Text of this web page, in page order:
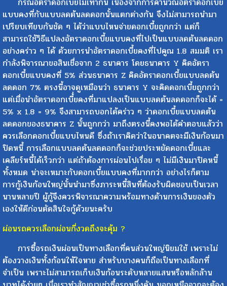
แบบคงที่กับแบบลดต้นลดดอกนั้นแตกต่างกัน จึงไม่สามารถนำมา
เปรียบเทียบกันชัด ๆ ได้ว่าแบบไหนจ่ายดอกเบี้ยถูกกว่า แต่ก็
สามารถใช้วิธีแปลงอัตราดอกเบี้ยแบบคงที่ไปเป็นแบบลดต้นลดดอก
อย่างคร่าว ๆ ได้ ด้วยการนำอัตราดอกเบี้ยคงที่ไปคูณ 1.8 สมมติ เรา
กำลังพิจารณาขอสินเชื่อจาก 2 ธนาคาร โดยธนาคาร Y คิดอัตรา
ดอกเบี้ยแบบคงที่ 5% ส่วนธนาคาร Z คิดอัตราดอกเบี้ยแบบลดต้น
ลดดอก 7% ตรงนี้อาจดูเหมือนว่า ธนาคาร Y จะคิดดอกเบี้ยถูกกว่า
แต่เมื่อนำอัตราดอกเบี้่ยคงที่มาแปลงเป็นแบบลดต้นลดดอกก็จะได้ =
5% x 1.8 = 9% จึงสามารถบอกได้คร่าว ๆ ว่าดอกเบี้ยแบบลดต้น
ลดดอกของธนาคาร Z นั้นถูกกว่า มาถึงตรงนี้คงพอได้คำตอบแล้วว่า
ควรเลือกดอกเบี้ยแบบไหนดี ซึ่งถ้าเราคิดว่าในอนาคตจะมีเงินก้อนมา
ปิดหนี้ การเลือกแบบลดต้นลดดอกก็จะช่วยประหยัดดอกเบี้ยและ
เคลียร์หนี้ได้เร็วกว่า แต่ถ้าต้องการผ่อนไปเรื่อย ๆ ไม่มีเงินมาปิดหนี้
ทั้งหมด น่าจะเหมาะกับดอกเบี้ยแบบคงที่มากกว่า อย่างไรก็ตาม
การกู้เงินก้อนใหญ่นั้นนำมาซึ่งภาระหนี้สินที่ต้องรับผิดชอบเป็นเวลา
นานหลายปี ผู้กู้จึงควรพิจารณาความพร้อมทางด้านการเงินของตัว
เองให้ดีก่อนตัดสินใจกู้ด้วยนะครับ
ผ่อนรถควรเลือกผ่อนกี่งวดถึงจะคุ้ม ?
การซื้อรถเงินผ่อนเป็นทางเลือกที่คนส่วนใหญ่นิยมใช้ เพราะไม่
ต้องวางเงินทั้งก้อนให้ใจหาย สำหรับบางคนก็ถือเป็นทางเลือกที่
จำเป็น เพราะไม่สามารถเก็บเงินก้อนระดับหลายแสนหรือหลักล้าน